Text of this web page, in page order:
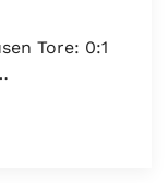
Tore: 0:1